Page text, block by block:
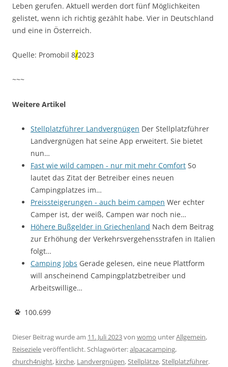
Leben gerufen. Aktuell werden dort fünf Möglichkeiten
gelistet, wenn ich richtig gezählt habe. Vier in Deutschland
und eine in Österreich.
Quelle: Promobil 8/2023
~~~
Weitere Artikel
Stellplatzführer Landvergnügen Der Stellplatzführer
Landvergnügen hat seine App erweitert. Sie bietet
nun…
Fast wie wild campen - nur mit mehr Comfort So
lautet das Zitat der Betreiber eines neuen
Campingplatzes im…
Preissteigerungen - auch beim campen Wer echter
Camper ist, der weiß, Campen war noch nie…
Höhere Bußgelder in Griechenland Nach dem Beitrag
zur Erhöhung der Verkehrsvergehensstrafen in Italien
folgt…
Camping Jobs Gerade gelesen, eine neue Plattform
will anscheinend Campingplatzbetreiber und
Arbeitswillige…
100.699
Dieser Beitrag wurde am 11. Juli 2023von womo unterAllgemein,
Reisezieleveröffentlicht. Schlagwörter:alpacacamping,
church4night, kirche, Landvergnügen,Stellplätze,Stellplatzführer.